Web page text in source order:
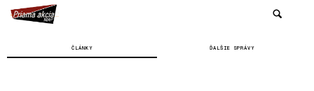
ČLÁNKY ĎALŠIE SPRÁVY